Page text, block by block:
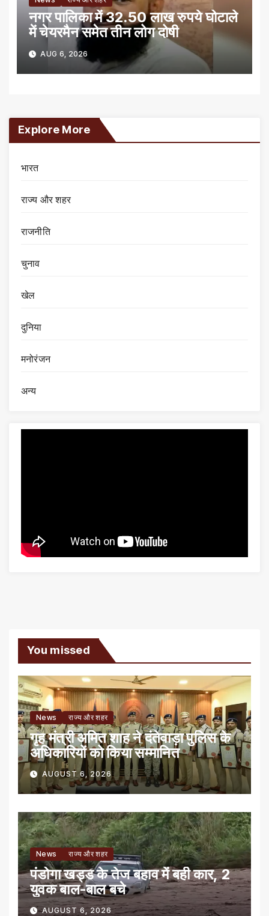
नगर पालिका में 32.50 लाख रुपये घोटाले
में चेयरमैन समेत तीन लोग दोषी
AUG 6, 2026
Explore More
भारत
राज्य और शहर
राजनीति
चुनाव
खेल
दुनिया
मनोरंजन
अन्य
You missed
News राज्य और शहर
गृह मंत्री अमित शाह ने दंतेवाड़ा पुलिस के
अधिकारियों को किया सम्मानित
AUGUST 6, 2026
News राज्य और शहर
पंडोगा खड्ड के तेज बहाव में बही कार, 2
युवक बाल-बाल बचे
AUGUST 6, 2026